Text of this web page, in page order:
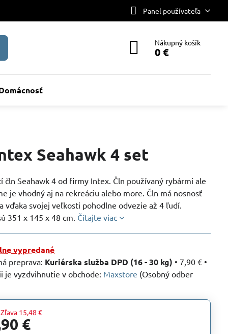
Panel používateľa
Nákupný košík
0 €
Seahawk 4 set
čln Seahawk 4 od firmy Intex. Čln používaný rybármi ale
je vhodný aj na rekreáciu alebo more. Čln má nosnosť
vďaka svojej veľkosti pohodlne odvezie až 4 ľudí.
351 x 145 x 48 cm. Čítajte viac
vypredané
Kuriérska služba DPD (16 - 30 kg) • 7,90 € •
Maxstore (Osobný odber
Zľava 15,48 €
€